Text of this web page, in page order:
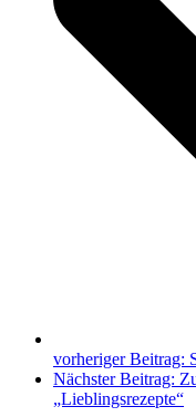
vorheriger Beitrag:
Nächster Beitrag:
„Lieblingsrezepte“